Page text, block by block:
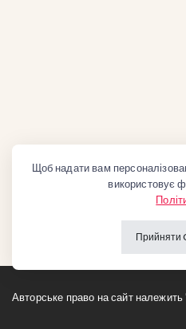
Авторське право на сайт
Щоб надати вам
використовує
Прийняти